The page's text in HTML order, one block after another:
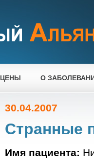
ЦЕНЫ О
30.04.2007
Странные
Имя пациента: